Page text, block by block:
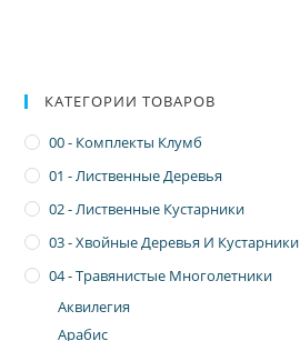
КАТЕГОРИИ ТОВАРОВ
00 - Комплекты Клумб
01 - Лиственные Деревья
02 - Лиственные Кустарники
03 - Хвойные Деревья И Кустарники
04 - Травянистые Многолетники
Аквилегия
Арабис